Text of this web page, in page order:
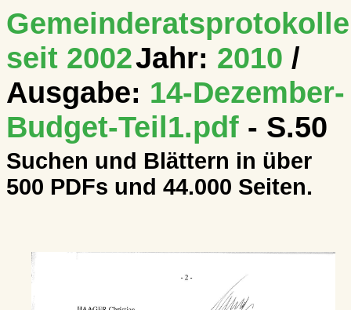
Gemeinderatsprotokolle
seit 2002Jahr: 2010 /
Ausgabe: 14-Dezember-
Budget-Teil1.pdf - S.50
Suchen und Blättern in über
500 PDFs und 44.000 Seiten.